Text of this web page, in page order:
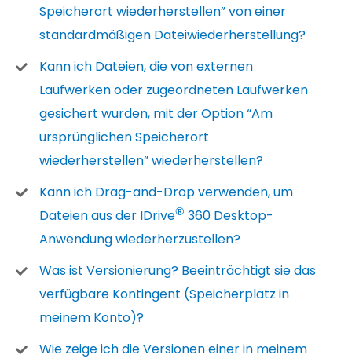
Speicherort wiederherstellen” von einer
standardmäßigen Dateiwiederherstellung?
Kann ich Dateien, die von externen
Laufwerken oder zugeordneten Laufwerken
gesichert wurden, mit der Option “Am
ursprünglichen Speicherort
wiederherstellen” wiederherstellen?
Kann ich Drag-and-Drop verwenden, um
Dateien aus der IDrive® 360 Desktop-
Anwendung wiederherzustellen?
Was ist Versionierung? Beeinträchtigt sie das
verfügbare Kontingent (Speicherplatz in
meinem Konto)?
Wie zeige ich die Versionen einer in meinem